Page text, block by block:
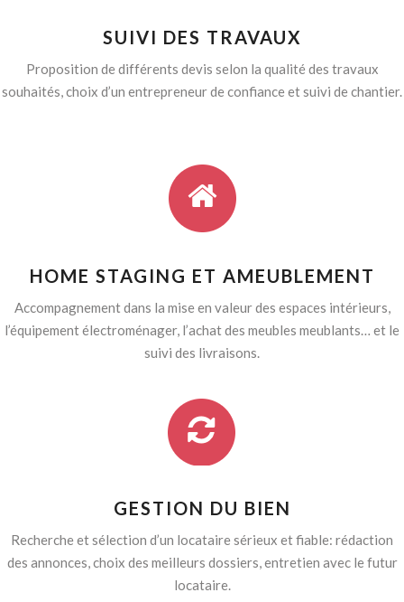
SUIVI DES TRAVAUX
Proposition de différents devis selon la qualité des travaux
souhaités, choix d’un entrepreneur de confiance et suivi de chantier.
HOME STAGING ET AMEUBLEMENT
Accompagnement dans la mise en valeur des espaces intérieurs,
l’équipement électroménager, l’achat des meubles meublants… et le
suivi des livraisons.
GESTION DU BIEN
Recherche et sélection d’un locataire sérieux et fiable: rédaction
des annonces, choix des meilleurs dossiers, entretien avec le futur
locataire.